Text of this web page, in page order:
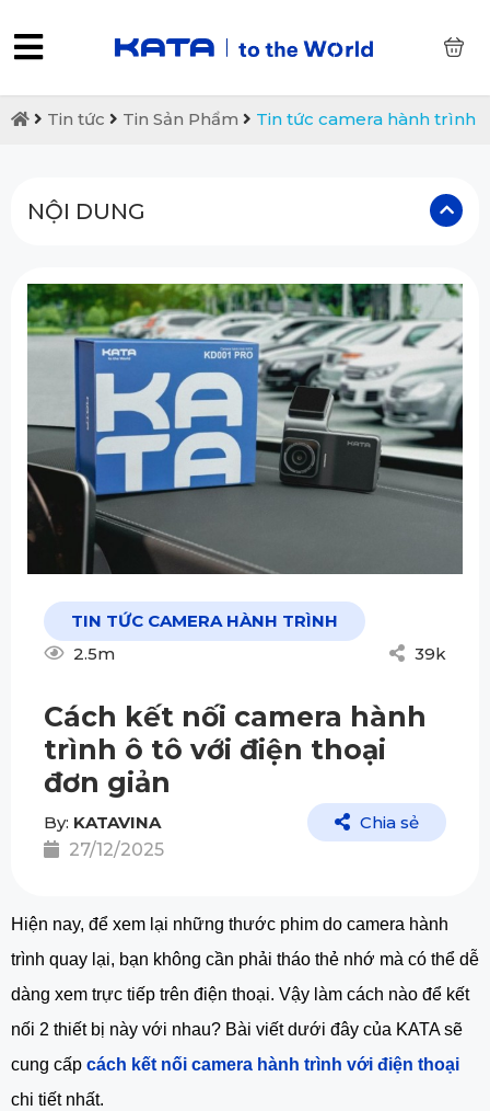
Tin tức Tin Sản Phẩm Tin tức camera hành trình
NỘI DUNG
TIN TỨC CAMERA HÀNH TRÌNH
2.5m
39k
Cách kết nối camera hành
trình ô tô với điện thoại
đơn giản
By: KATAVINA
27/12/2025
Chia sẻ
Hiện nay, để xem lại những thước phim do camera hành
trình quay lại, bạn không cần phải tháo thẻ nhớ mà có thể dễ
dàng xem trực tiếp trên điện thoại. Vậy làm cách nào để kết
nối 2 thiết bị này với nhau? Bài viết dưới đây của KATA sẽ
cung cấp cách kết nối camera hành trình với điện thoại
chi tiết nhất.